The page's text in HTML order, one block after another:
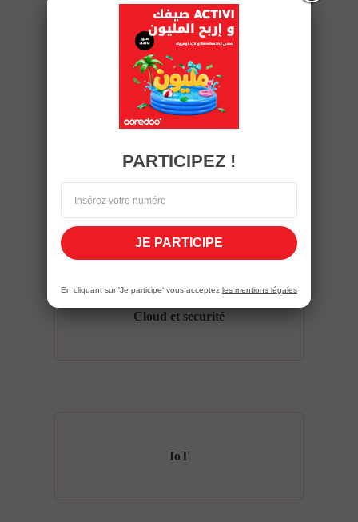
Internet Mobile
Cloud et securité
IoT
PARTICIPEZ !
JE PARTICIPE
En cliquant sur 'Je participe' vous acceptez les mentions légales